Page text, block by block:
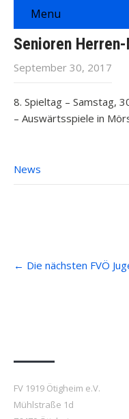
Menu
Senioren
September 30, 2017
8. Spieltag – Samstag,
– Auswärtsspiele in
News
navigation
← Die nächsten FVÖ
FV 1919 Ötigheim e.V.
Mühlstraße 1d